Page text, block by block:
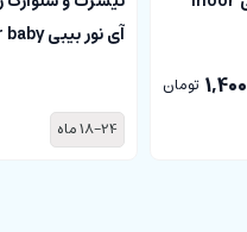
تومان
آی نور بیبی Inoor baby
18-24 ماه